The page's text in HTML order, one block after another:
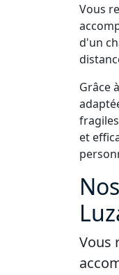
Vous
d'un
Grâce
et
Vous